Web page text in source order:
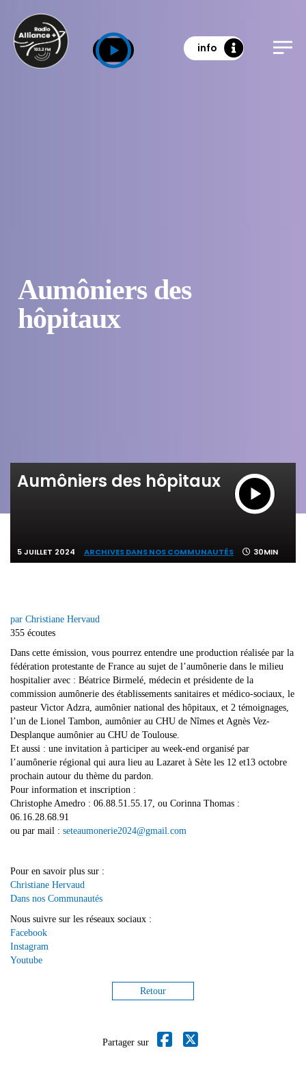
info
Aumôniers des
hôpitaux
Aumôniers des hôpitaux
5 JUILLET 2024 ARCHIVES DANS NOS COMMUNAUTÉS 30MIN
par Christiane Hervaud
355 écoutes
Dans cette émission, vous pourrez entendre une production réalisée par la
fédération protestante de France au sujet de l’aumônerie dans le milieu
hospitalier avec : Béatrice Birmelé, médecin et présidente de la
commission aumônerie des établissements sanitaires et médico-sociaux, le
pasteur Victor Adzra, aumônier national des hôpitaux, et 2 témoignages,
l’un de Lionel Tambon, aumônier au CHU de Nîmes et Agnès Vez-
Desplanque aumônier au CHU de Toulouse.
Et aussi : une invitation à participer au week-end organisé par
l’aumônerie régional qui aura lieu au Lazaret à Sète les 12 et13 octobre
prochain autour du thème du pardon.
Pour information et inscription :
Christophe Amedro : 06.88.51.55.17, ou Corinna Thomas :
06.16.28.68.91
ou par mail : seteaumonerie2024@gmail.com
Pour en savoir plus sur :
Christiane Hervaud
Dans nos Communautés
Nous suivre sur les réseaux sociaux :
Facebook
Instagram
Youtube
Retour
Partager sur